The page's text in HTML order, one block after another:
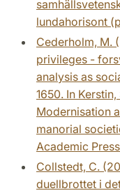
lundahorisont
Cederholm, M.
privileges -
analysis as
1650. In
Modernisation
manorial
Academic
Collstedt, C.
duellbrottet i